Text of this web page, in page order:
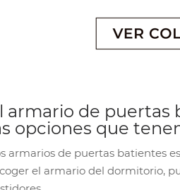
armario de puertas
opciones que
armarios de puertas batientes
el armario del dormitorio,